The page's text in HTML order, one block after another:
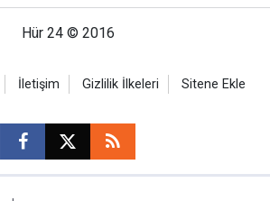
Hür 24 © 2016
İletişim Gizlilik İlkeleri Sitene Ekle